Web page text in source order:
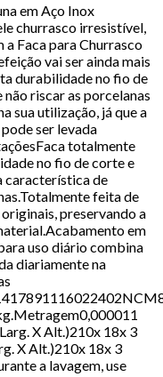
em Aço Inox
churrasco irresistível,
Faca para Churrasco
vai ser ainda mais
durabilidade no fio de
riscar as porcelanas
sua utilização, já que a
ser levada
totalmente
no fio de corte e
característica de
feita de
preservando a
em
uso diário combina
diariamente na
X Alt.)210x 18x 3
X Alt.)210x 18x 3
a lavagem, use